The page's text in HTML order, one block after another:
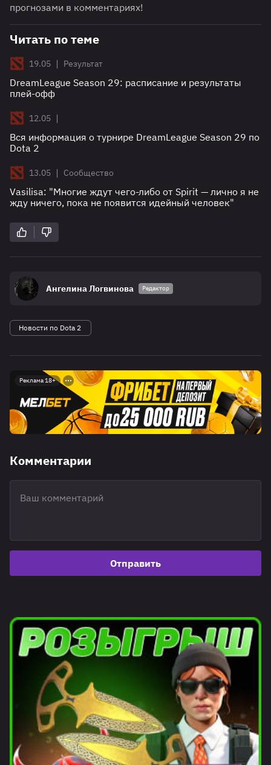
прогнозами в комментариях!
Читать по теме
19.05 | Результат
DreamLeague Season 29: расписание и результаты
плей-офф
12.05 |
Вся информация о турнире DreamLeague Season 29 по
Dota 2
13.05 | Сообщество
Vasilisa: "Многие ждут чего-либо от Spirit — лично я не
жду ничего, пока не появится идейный человек"
Ангелина Логвинова Редактор
Новости по Dota 2
Реклама 18+
Комментарии
Отправить